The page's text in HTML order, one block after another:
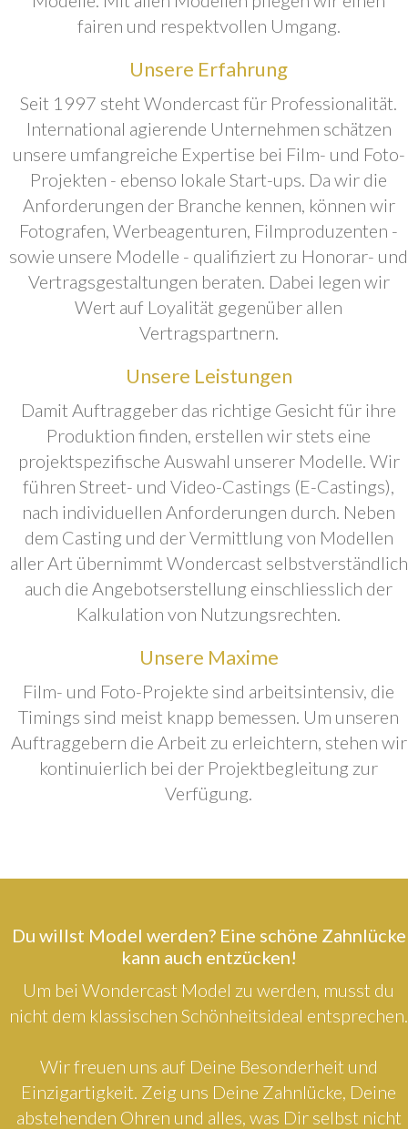
fairen und respektvollen Umgang.
Unsere Erfahrung
Seit 1997 steht Wondercast für Professionalität.
International agierende Unternehmen schätzen
unsere umfangreiche Expertise bei Film- und Foto-
Projekten - ebenso lokale Start-ups. Da wir die
Anforderungen der Branche kennen, können wir
Fotografen, Werbeagenturen, Filmproduzenten -
sowie unsere Modelle - qualifiziert zu Honorar- und
Vertragsgestaltungen beraten. Dabei legen wir
Wert auf Loyalität gegenüber allen
Vertragspartnern.
Unsere Leistungen
Damit Auftraggeber das richtige Gesicht für ihre
Produktion finden, erstellen wir stets eine
projektspezifische Auswahl unserer Modelle. Wir
führen Street- und Video-Castings (E-Castings),
nach individuellen Anforderungen durch. Neben
dem Casting und der Vermittlung von Modellen
aller Art übernimmt Wondercast selbstverständlich
auch die Angebotserstellung einschliesslich der
Kalkulation von Nutzungsrechten.
Unsere Maxime
Film- und Foto-Projekte sind arbeitsintensiv, die
Timings sind meist knapp bemessen. Um unseren
Auftraggebern die Arbeit zu erleichtern, stehen wir
kontinuierlich bei der Projektbegleitung zur
Verfügung.
Du willst Model werden? Eine schöne Zahnlücke
kann auch entzücken!
Um bei Wondercast Model zu werden, musst du
nicht dem klassischen Schönheitsideal entsprechen.
Wir freuen uns auf Deine Besonderheit und
Einzigartigkeit. Zeig uns Deine Zahnlücke, Deine
abstehenden Ohren und alles, was Dir selbst nicht